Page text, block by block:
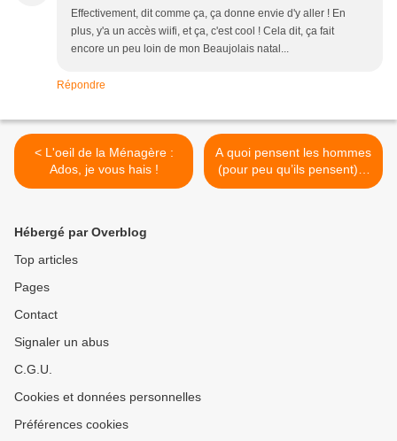
Effectivement, dit comme ça, ça donne envie d'y aller ! En
plus, y'a un accès wiifi, et ça, c'est cool ! Cela dit, ça fait
encore un peu loin de mon Beaujolais natal...
Répondre
< L'oeil de la Ménagère :
Ados, je vous hais !
A quoi pensent les hommes
(pour peu qu’ils pensent) ?
>
Hébergé par Overblog
Top articles
Pages
Contact
Signaler un abus
C.G.U.
Cookies et données personnelles
Préférences cookies